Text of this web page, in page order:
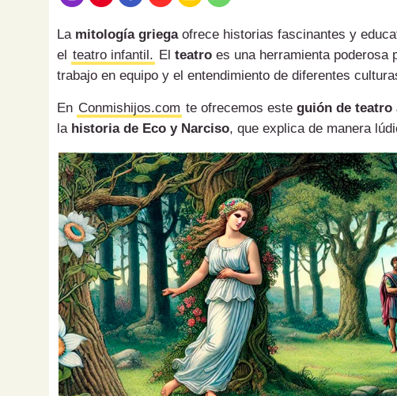
Lamitología griegaofrece historias fascinantes y
el teatro infantil. El teatro es una herramienta poderosa
trabajo en equipo y el entendimiento de diferentes
En Conmishijos.com te ofrecemos este guión de teatro
lahistoria de Eco y Narciso, que explica de manera